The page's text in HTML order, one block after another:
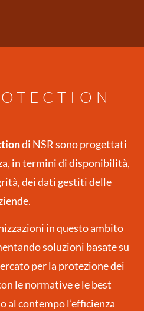
di NSR sono progettati
in termini di disponibilità,
dei dati gestiti delle
in questo ambito
soluzioni basate su
per la protezione dei
le normative e le best
al contempo l’efficienza